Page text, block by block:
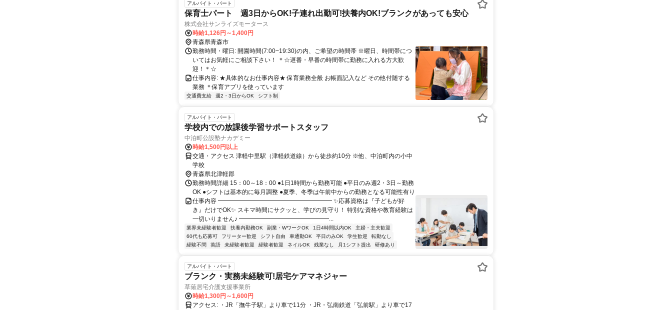
アルバイト・パート
保育士パート 週3日からOK!子連れ出勤可!扶養内OK!ブランクがあっても安心
株式会社サンライズモータース
時給1,126円～1,400円
青森県青森市
勤務時間・曜日: 開園時間(7:00~19:30)の内、ご希望の時間帯 ※曜日、時間帯につ
いてはお気軽にご相談下さい！ ＊☆遅番・早番の時間帯に勤務に入れる方大歓
迎！＊☆
仕事内容: ★具体的なお仕事内容★ 保育業務全般 お帳面記入など その他付随する
業務 ＊保育アプリを使っています
交通費支給 週2・3日からOK シフト制
アルバイト・パート
学校内での放課後学習サポートスタッフ
中泊町公設塾ナカデミー
時給1,500円以上
交通・アクセス 津軽中里駅（津軽鉄道線）から徒歩約10分 ※他、中泊町内の小中
学校
青森県北津軽郡
勤務時間詳細 15：00～18：00 ●1日1時間から勤務可能 ●平日のみ週2・3日～勤務
OK ●シフトは基本的に毎月調整 ●夏季、冬季は午前中からの勤務となる可能性有り
仕事内容 ━━━━━━━━━━━━━━━━━━━ ✨応募資格は『子どもが好
き』だけでOK✨ スキマ時間にサクッと、学びの見守り！ 特別な資格や教育経験は
一切いりません♪ ━━━━━━━━━━━━━━━...
業界未経験者歓迎 扶養内勤務OK 副業・WワークOK 1日4時間以内OK
主婦・主夫歓迎
60代も応募可
フリーター歓迎 シフト自由 車通勤OK 平日のみOK 学生歓迎
転勤なし
経験不問
英語 未経験者歓迎 経験者歓迎 ネイルOK 残業なし 月1シフト提出 研修あり
アルバイト・パート
ブランク・実務未経験可!居宅ケアマネジャー
草薙居宅介護支援事業所
時給1,300円～1,600円
アクセス: ・JR「撫牛子駅」より車で11分 ・JR・弘南鉄道「弘前駅」より車で17